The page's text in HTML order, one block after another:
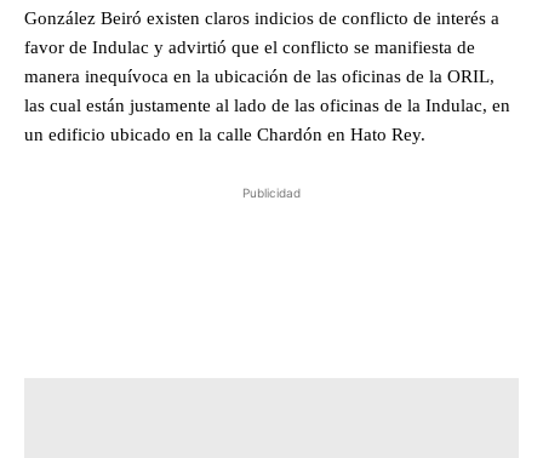
González Beiró existen claros indicios de conflicto de interés a
favor de Indulac y advirtió que el conflicto se manifiesta de
manera inequívoca en la ubicación de las oficinas de la ORIL,
las cual están justamente al lado de las oficinas de la Indulac, en
un edificio ubicado en la calle Chardón en Hato Rey.
Publicidad